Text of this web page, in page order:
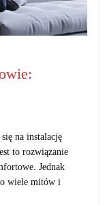
na instalację
to rozwiązanie
Jednak
wiele mitów i